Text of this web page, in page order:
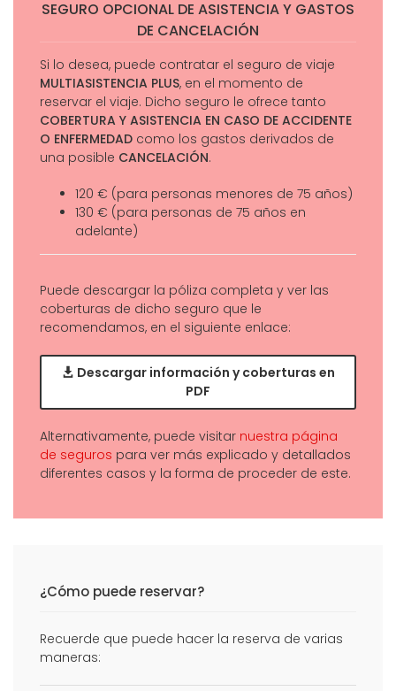
SEGURO OPCIONAL DE ASISTENCIA Y GASTOS
DE CANCELACIÓN
Si lo desea, puede contratar el seguro de viaje
MULTIASISTENCIA PLUS, en el momento de
reservar el viaje. Dicho seguro le ofrece tanto
COBERTURA Y ASISTENCIA EN CASO DE ACCIDENTE
O ENFERMEDAD como los gastos derivados de
una posible CANCELACIÓN.
120 € (para personas menores de 75 años)
130 € (para personas de 75 años en
adelante)
Puede descargar la póliza completa y ver las
coberturas de dicho seguro que le
recomendamos, en el siguiente enlace:
Descargar información y coberturas en
PDF
Alternativamente, puede visitar nuestra página
de seguros para ver más explicado y detallados
diferentes casos y la forma de proceder de este.
¿Cómo puede reservar?
Recuerde que puede hacer la reserva de varias
maneras: